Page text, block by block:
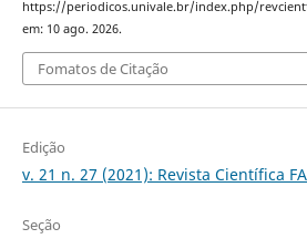
https://periodicos.univale.br/index.php/
em: 10 ago. 2026.
Fomatos de Citação
Edição
v. 21 n. 27 (2021): Revista Científica
Seção